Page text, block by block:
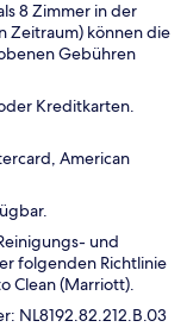
8 Zimmer in der
Zeitraum) können die
Gebühren
Kreditkarten.
American
und
folgenden Richtlinie
Clean (Marriott).
NL8192.82.212.B.03